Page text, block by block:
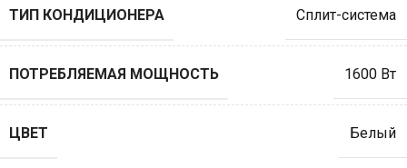
ТИП КОНДИЦИОНЕРА Сплит-система
ПОТРЕБЛЯЕМАЯ МОЩНОСТЬ 1600 Вт
ЦВЕТ Белый